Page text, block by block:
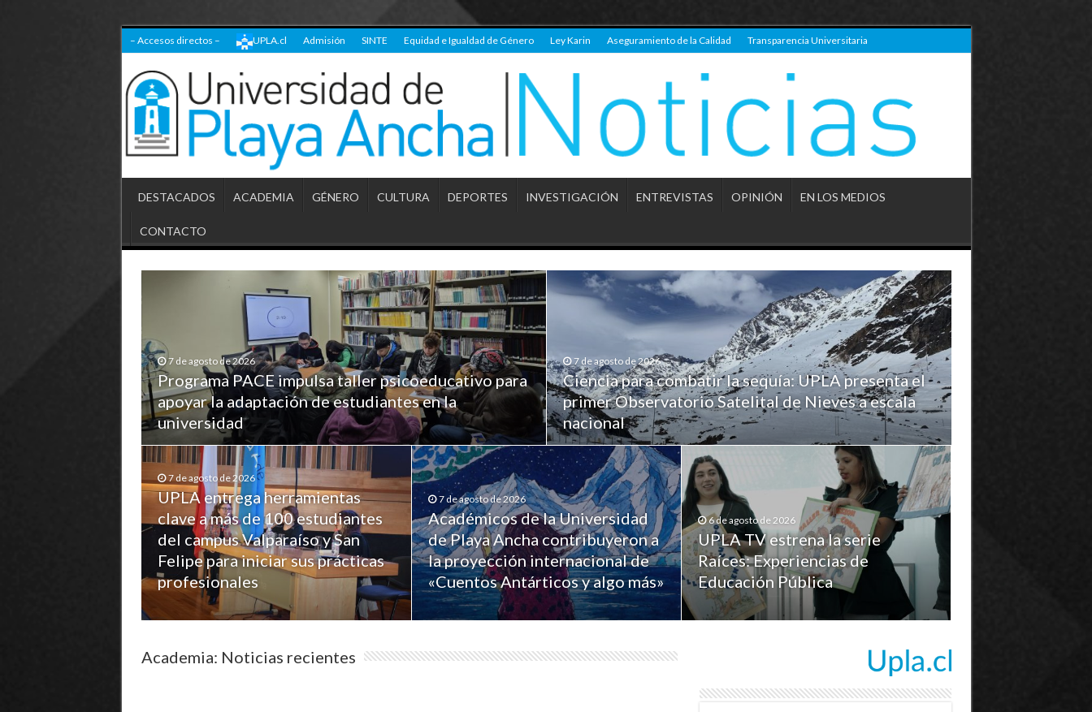
– Accesos directos – UPLA.cl Admisión SINTE Equidad e Igualdad de Género Ley Karin Aseguramiento de la Calidad Transparencia Universitaria
DESTACADOS ACADEMIA GÉNERO CULTURA DEPORTES INVESTIGACIÓN ENTREVISTAS OPINIÓN EN LOS MEDIOS
CONTACTO
7 de agosto de 2026
Programa PACE impulsa taller psicoeducativo para
apoyar la adaptación de estudiantes en la
universidad
7 de agosto de 2026
Ciencia para combatir la sequía: UPLA presenta el
primer Observatorio Satelital de Nieves a escala
nacional
7 de agosto de 2026
UPLA entrega herramientas
clave a más de 100 estudiantes
del campus Valparaíso y San
Felipe para iniciar sus prácticas
profesionales
7 de agosto de 2026
Académicos de la Universidad
de Playa Ancha contribuyeron a
la proyección internacional de
«Cuentos Antárticos y algo más»
6 de agosto de 2026
UPLA TV estrena la serie
Raíces: Experiencias de
Educación Pública
Academia: Noticias recientes